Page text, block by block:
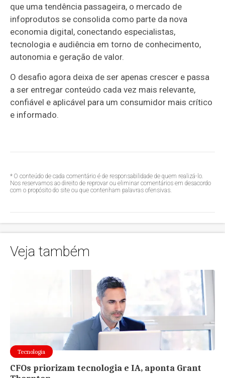
que uma tendência passageira, o mercado de
infoprodutos se consolida como parte da nova
economia digital, conectando especialistas,
tecnologia e audiência em torno de conhecimento,
autonomia e geração de valor.
O desafio agora deixa de ser apenas crescer e passa
a ser entregar conteúdo cada vez mais relevante,
confiável e aplicável para um consumidor mais crítico
e informado.
* O conteúdo de cada comentário é de responsabilidade de quem realizá-lo.
Nos reservamos ao direito de reprovar ou eliminar comentários em desacordo
com o propósito do site ou que contenham palavras ofensivas.
Veja também
Tecnologia
CFOs priorizam tecnologia e IA, aponta Grant